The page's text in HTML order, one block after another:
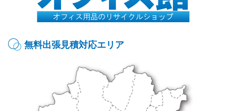
無料出張見積対応エリア